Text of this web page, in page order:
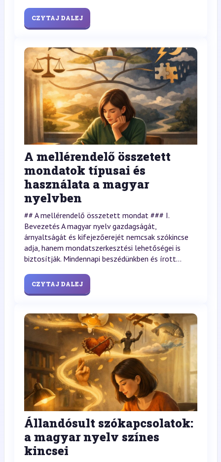
CZYTAJ DALEJ
A mellérendelő összetett
mondatok típusai és
használata a magyar
nyelvben
## A mellérendelő összetett mondat ### I.
Bevezetés A magyar nyelv gazdagságát,
árnyaltságát és kifejezőerejét nemcsak szókincse
adja, hanem mondatszerkesztési lehetőségei is
biztosítják. Mindennapi beszédünkben és írott...
CZYTAJ DALEJ
Állandósult szókapcsolatok:
a magyar nyelv színes
kincsei